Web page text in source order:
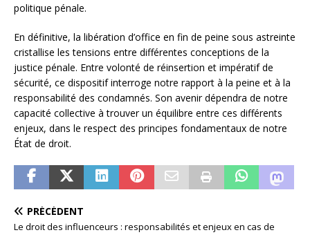
politique pénale.
En définitive, la libération d’office en fin de peine sous astreinte
cristallise les tensions entre différentes conceptions de la
justice pénale. Entre volonté de réinsertion et impératif de
sécurité, ce dispositif interroge notre rapport à la peine et à la
responsabilité des condamnés. Son avenir dépendra de notre
capacité collective à trouver un équilibre entre ces différents
enjeux, dans le respect des principes fondamentaux de notre
État de droit.
PRÉCÉDENT
Le droit des influenceurs : responsabilités et enjeux en cas de